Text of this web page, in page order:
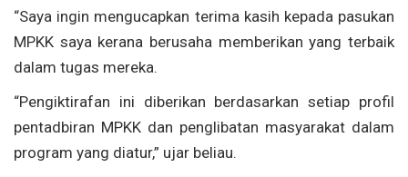
“Saya ingin mengucapkan terima kasih kepada pasukan
MPKK saya kerana berusaha memberikan yang terbaik
dalam tugas mereka.
“Pengiktirafan ini diberikan berdasarkan setiap profil
pentadbiran MPKK dan penglibatan masyarakat dalam
program yang diatur,” ujar beliau.